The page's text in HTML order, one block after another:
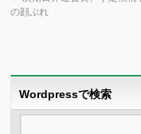
の顔ぶれ
Wordpressで検索